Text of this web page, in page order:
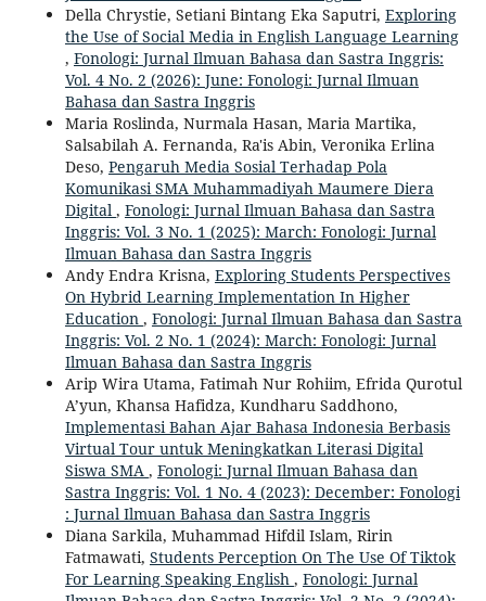
Della Chrystie, Setiani Bintang Eka Saputri, Exploring
the Use of Social Media in English Language Learning
, Fonologi: Jurnal Ilmuan Bahasa dan Sastra Inggris:
Vol. 4 No. 2 (2026): June: Fonologi: Jurnal Ilmuan
Bahasa dan Sastra Inggris
Maria Roslinda, Nurmala Hasan, Maria Martika,
Salsabilah A. Fernanda, Ra'is Abin, Veronika Erlina
Deso, Pengaruh Media Sosial Terhadap Pola
Komunikasi SMA Muhammadiyah Maumere Diera
Digital , Fonologi: Jurnal Ilmuan Bahasa dan Sastra
Inggris: Vol. 3 No. 1 (2025): March: Fonologi: Jurnal
Ilmuan Bahasa dan Sastra Inggris
Andy Endra Krisna, Exploring Students Perspectives
On Hybrid Learning Implementation In Higher
Education , Fonologi: Jurnal Ilmuan Bahasa dan Sastra
Inggris: Vol. 2 No. 1 (2024): March: Fonologi: Jurnal
Ilmuan Bahasa dan Sastra Inggris
Arip Wira Utama, Fatimah Nur Rohiim, Efrida Qurotul
A’yun, Khansa Hafidza, Kundharu Saddhono,
Implementasi Bahan Ajar Bahasa Indonesia Berbasis
Virtual Tour untuk Meningkatkan Literasi Digital
Siswa SMA , Fonologi: Jurnal Ilmuan Bahasa dan
Sastra Inggris: Vol. 1 No. 4 (2023): December: Fonologi
: Jurnal Ilmuan Bahasa dan Sastra Inggris
Diana Sarkila, Muhammad Hifdil Islam, Ririn
Fatmawati, Students Perception On The Use Of Tiktok
For Learning Speaking English , Fonologi: Jurnal